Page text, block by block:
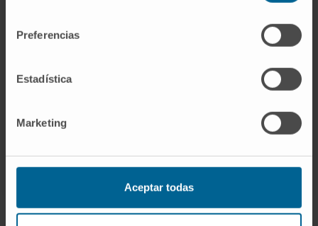
Preferencias
Estadística
Marketing
Aceptar todas
Contamos con un equipo multidisciplinar para Terapia